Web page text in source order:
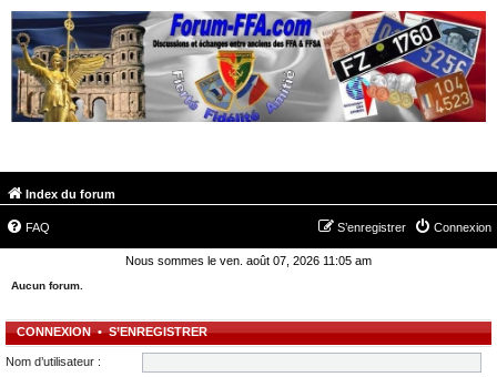
Index du forum
FAQ Connexion
S’enregistrer
Nous sommes le ven. août 07, 2026 11:05 am
Aucun forum.
CONNEXION•S’ENREGISTRER
Nom d’utilisateur :